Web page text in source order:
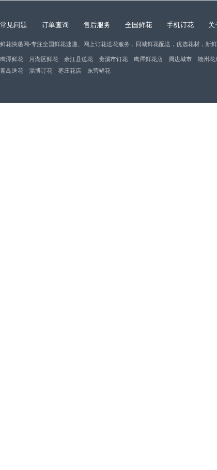
常见问题 订单查询 售后服务 全国鲜花 手机订花 关
鲜花快递网-专注全国鲜花速递、网上订花送花服务，同城鲜花配送，优选花材，新
鹰潭鲜花 月湖区鲜花 余江县送花 贵溪市订花 鹰潭鲜花店 周边城市
赣州花
青岛送花
淄博订花 枣庄花店 东营鲜花